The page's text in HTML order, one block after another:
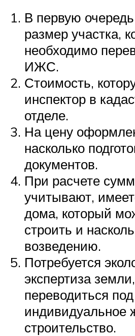
В первую
размер участка,
необходимо
ИЖС.
Стоимость,
инспектор в
отделе.
На цену
насколько
документов.
При расчете
учитывают,
дома, который
строить и
возведению.
Потребуется
экспертиза
переводиться под
индивидуальное
строительство.